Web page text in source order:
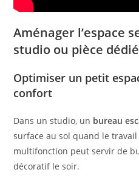
Aménager l’espace
studio ou pièce
Optimiser un petit
confort
Dans un studio, un bureau
surface au sol quand le travail
multifonction peut servir de
décoratif le soir.